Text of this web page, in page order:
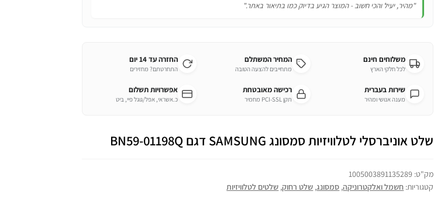
"מהיר, יעיל והכי חשוב - המוצר הגיע בדיוק כמו בתיאור באתר."
משלוחים חינם
לכל חלקי הארץ
המחיר המשתלם
מתחייבים להצעה הטובה
החזרה עד 14 יום
התחרטתם? מחזירים
שירות בעברית
מענה אנושי ומהיר
רכישה מאובטחת
תקן PCI-SSL מחמיר
אפשרויות תשלום
כ.אשראי, אפל/גוגל פיי, ביט
שלט אוניברסלי לטלוויזיות סמסונג SAMSUNG דגם BN59-01198Q
מק"ט: 1005003891135289
קטגוריות: חשמל ואלקטרוניקה, סמסונג, שלט רחוק, שלטים לטלוויזיות